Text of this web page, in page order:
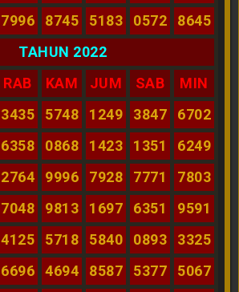
7996 8745 5183 0572
8645
TAHUN 2022
RAB KAM JUM SAB
MIN
3435 5748 1249 3847
6702
6358 0868 1423 1351
6249
2764 9996 7928 7771
7803
7048 9813 1697 6351
9591
4125 5718 5840 0893
3325
6696 4694 8587 5377
5067